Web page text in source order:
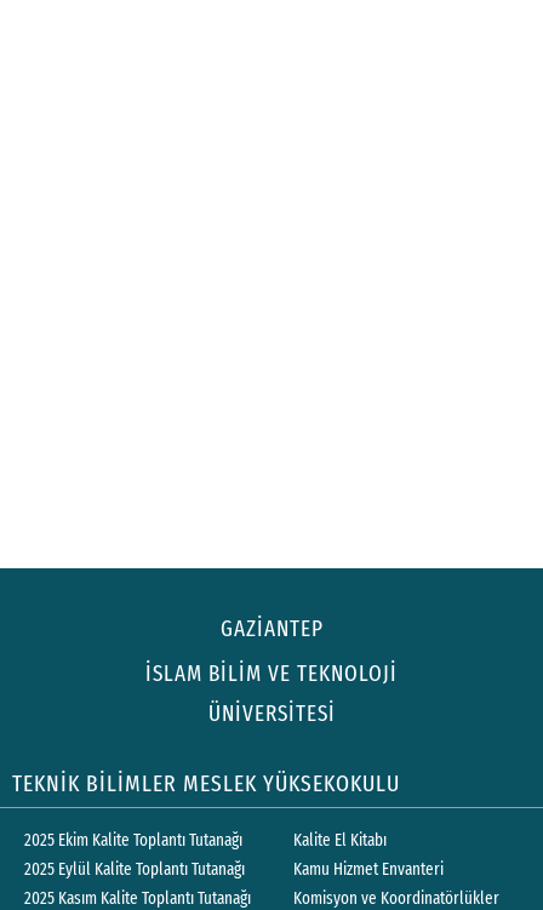
GAZİANTEP
İSLAM BİLİM VE TEKNOLOJİ
ÜNİVERSİTESİ
TEKNİK BİLİMLER MESLEK YÜKSEKOKULU
2025 Ekim Kalite Toplantı Tutanağı
2025 Eylül Kalite Toplantı Tutanağı
2025 Kasım Kalite Toplantı Tutanağı
Kalite El Kitabı
Kamu Hizmet Envanteri
Komisyon ve Koordinatörlükler